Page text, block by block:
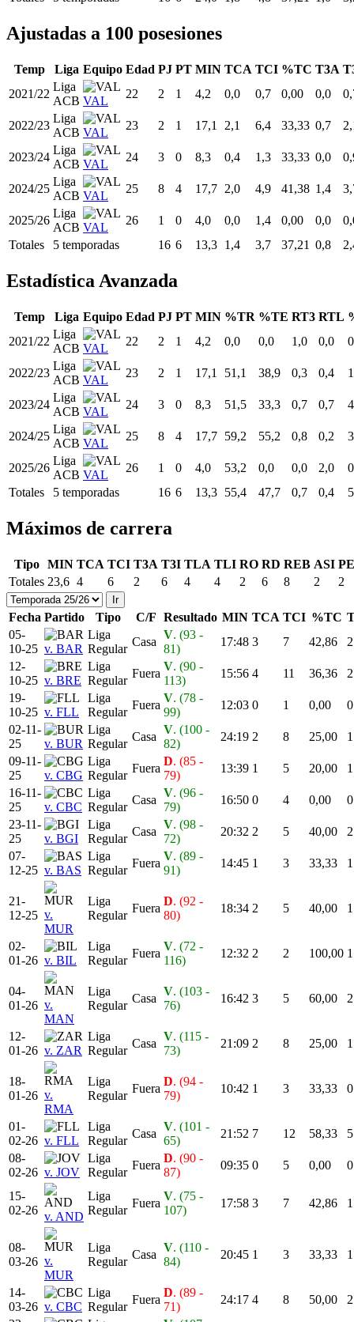
Ajustadas a 100 posesiones
Temp Liga Equipo Edad PJ PT MIN TCA TCI %TC T3A
2021/22
Liga
ACB VAL
22 2 1 4,2 0,0 0,7 0,00 0,0
2022/23
Liga
ACB VAL
23 2 1 17,1 2,1 6,4 33,33 0,7
2023/24
Liga
ACB VAL
24 3 0 8,3 0,4 1,3 33,33 0,0
2024/25
Liga
ACB VAL
25 8 4 17,7 2,0 4,9 41,38 1,4
2025/26
Liga
ACB VAL
26 1 0 4,0 0,0 1,4 0,00 0,0
Totales
5 temporadas 16 6 13,3 1,4 3,7 37,21 0,8
Estadística Avanzada
Temp Liga Equipo Edad PJ PT MIN %TR %TE RT3 RTL
2021/22
Liga
ACB VAL
22 2 1 4,2 0,0 0,0 1,0 0,0
2022/23
Liga
ACB VAL
23 2 1 17,1 51,1 38,9 0,3 0,4
2023/24
Liga
ACB VAL
24 3 0 8,3 51,5 33,3 0,7 0,7
2024/25
Liga
ACB VAL
25 8 4 17,7 59,2 55,2 0,8 0,2
2025/26
Liga
ACB VAL
26 1 0 4,0 53,2 0,0 0,0 2,0
Totales
5 temporadas 16 6 13,3 55,4 47,7 0,7 0,4
Máximos de carrera
Tipo MIN TCA TCI T3A T3I TLA TLI RO RD REB ASI
Totales 23,6 4 6 2 6 4 4 2 6 8 2 2
Fecha Partido Tipo C/F Resultado MIN TCA TCI %TC
05-
10-25 v. BAR
Liga
Regular
Casa
V. (93 -
81)
17:48 3 7 42,86
2
12-
10-25 v. BRE
Liga
Regular
Fuera
V. (90 -
113)
15:56 4 11 36,36
2
19-
10-25 v. FLL
Liga
Regular
Fuera
V. (78 -
99)
12:03 0 1 0,00
0
02-11-
25
v. BUR
Liga
Regular
Casa
V. (100 -
82)
24:19 2 8 25,00
1
09-11-
25
v. CBG
Liga
Regular
Fuera
D. (85 -
79)
13:39 1 5 20,00
1
16-11-
25
v. CBC
Liga
Regular
Casa
V. (96 -
79)
16:50 0 4 0,00
0
23-11-
25
v. BGI
Liga
Regular
Casa
V. (98 -
72)
20:32 2 5 40,00
2
07-
12-25 v. BAS
Liga
Regular
Fuera
V. (89 -
91)
14:45 1 3 33,33 1
21-
12-25 v.
MUR
Liga
Regular
Fuera
D. (92 -
80)
18:34 2 5 40,00 1
02-
01-26 v. BIL
Liga
Regular
Fuera
V. (72 -
116)
12:32 2 2 100,00 1
04-
01-26 v.
MAN
Liga
Regular
Casa
V. (103 -
76)
16:42 3 5 60,00 2
12-
01-26 v. ZAR
Liga
Regular
Casa
V. (115 -
73)
21:09 2 8 25,00 1
18-
01-26 v.
RMA
Liga
Regular
Fuera
D. (94 -
79)
10:42 1 3 33,33 0
01-
02-26 v. FLL
Liga
Regular
Casa
V. (101 -
65)
21:52 7 12 58,33
5
08-
02-26 v. JOV
Liga
Regular
Fuera
D. (90 -
87)
09:35 0 5 0,00 0
15-
02-26 v. AND
Liga
Regular
Fuera
V. (75 -
107)
17:58 3 7 42,86 1
08-
03-26 v.
MUR
Liga
Regular
Casa
V. (110 -
84)
20:45 1 3 33,33 1
14-
03-26 v. CBC
Liga
Regular
Fuera
D. (89 -
71)
24:17 4 8 50,00
2